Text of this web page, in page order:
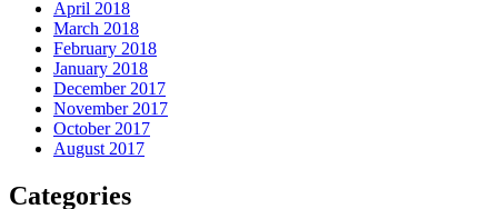
April 2018
March 2018
February 2018
January 2018
December 2017
November 2017
October 2017
August 2017
Categories